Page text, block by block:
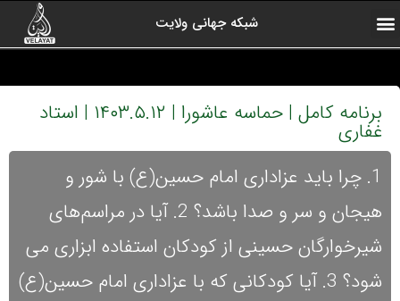
شبکه جهانی ولایت
برنامه کامل | حماسه عاشورا | ۱۴۰۳.۵.۱۲ | استاد
غفاری
1. چرا باید عزاداری امام حسین(ع) با شور و
هیجان و سر و صدا باشد؟ 2. آیا در مراسم‌های
شیرخوارگان حسینی از کودکان استفاده ابزاری می
شود؟ 3. آیا کودکانی که با عزاداری امام حسین(ع)